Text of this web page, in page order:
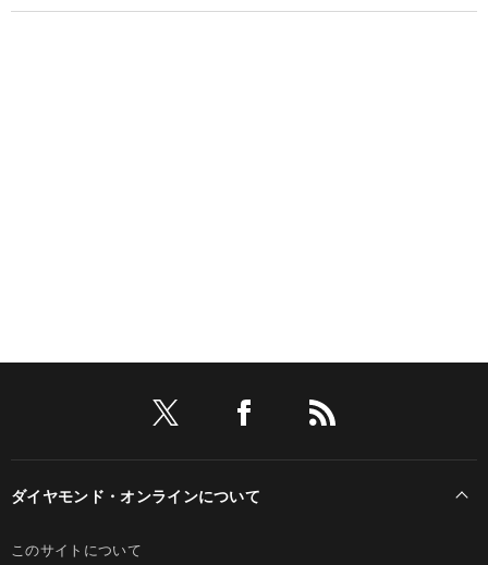
ダイヤモンド・オンラインについて
このサイトについて